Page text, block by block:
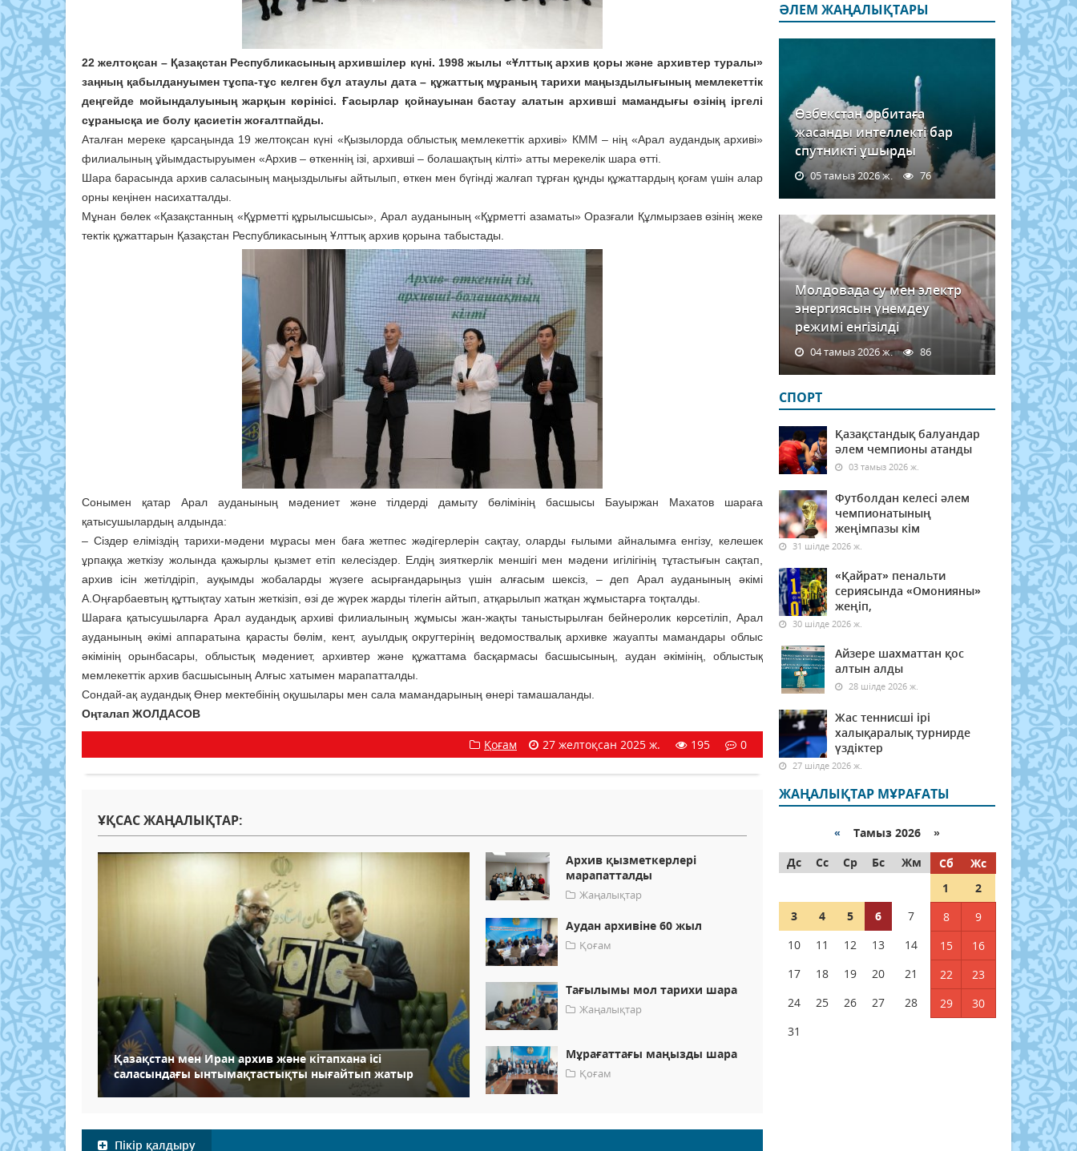
22 желтоқсан – Қазақстан Республикасының архившілер күні. 1998 жылы «Ұлттық архив қоры және архивтер туралы»
заңның қабылдануымен тұспа-тұс келген бұл атаулы дата – құжаттық мұраның тарихи маңыздылығының мемлекеттік
деңгейде мойындалуының жарқын көрінісі. Ғасырлар қойнауынан бастау алатын архивші мамандығы өзінің іргелі
сұранысқа ие болу қасиетін жоғалтпайды.
Аталған мереке қарсаңында 19 желтоқсан күні «Қызылорда облыстық мемлекеттік архиві» КММ – нің «Арал аудандық архиві»
филиалының ұйымдастыруымен «Архив – өткеннің ізі, архивші – болашақтың кілті» атты мерекелік шара өтті.
Шара барасында архив саласының маңыздылығы айтылып, өткен мен бүгінді жалғап тұрған құнды құжаттардың қоғам үшін алар
орны кеңінен насихатталды.
Мұнан бөлек «Қазақстанның «Құрметті құрылысшысы», Арал ауданының «Құрметті азаматы» Оразғали Құлмырзаев өзінің жеке
тектік құжаттарын Қазақстан Республикасының Ұлттық архив қорына табыстады.
Сонымен қатар Арал ауданының мәдениет және тілдерді дамыту бөлімінің басшысы Бауыржан Махатов шараға
қатысушылардың алдында:
– Сіздер еліміздің тарихи-мәдени мұрасы мен баға жетпес жәдігерлерін сақтау, оларды ғылыми айналымға енгізу, келешек
ұрпаққа жеткізу жолында қажырлы қызмет етіп келесіздер. Елдің зияткерлік меншігі мен мәдени игілігінің тұтастығын сақтап,
архив ісін жетілдіріп, ауқымды жобаларды жүзеге асырғандарыңыз үшін алғасым шексіз, – деп Арал ауданының әкімі
А.Оңғарбаевтың құттықтау хатын жеткізіп, өзі де жүрек жарды тілегін айтып, атқарылып жатқан жұмыстарға тоқталды.
Шараға қатысушыларға Арал аудандық архиві филиалының жұмысы жан-жақты таныстырылған бейнеролик көрсетіліп, Арал
ауданының әкімі аппаратына қарасты бөлім, кент, ауылдық округтерінің ведомоствалық архивке жауапты мамандары облыс
әкімінің орынбасары, облыстық мәдениет, архивтер және құжаттама басқармасы басшысының, аудан әкімінің, облыстық
мемлекеттік архив басшысының Алғыс хатымен марапатталды.
Сондай-ақ аудандық Өнер мектебінің оқушылары мен сала мамандарының өнері тамашаланды.
Оңталап ЖОЛДАСОВ
Қоғам 27 желтоқсан 2025 ж. 195 0
ҰҚСАС ЖАҢАЛЫҚТАР:
Қазақстан мен Иран архив және кітапхана ісі
саласындағы ынтымақтастықты нығайтып жатыр
Архив қызметкерлері
марапатталды
Жаңалықтар
Аудан архивіне 60 жыл
Қоғам
Тағылымы мол тарихи шара
Жаңалықтар
Мұрағаттағы маңызды шара
Қоғам
Пікір қалдыру
ӘЛЕМ ЖАҢАЛЫҚТАРЫ
Өзбекстан орбитаға
жасанды интеллекті бар
спутникті ұшырды
05 тамыз 2026 ж. 76
Молдовада су мен электр
энергиясын үнемдеу
режимі енгізілді
04 тамыз 2026 ж. 86
СПОРТ
Қазақстандық балуандар
әлем чемпионы атанды
03 тамыз 2026 ж.
Футболдан келесі әлем
чемпионатының
жеңімпазы кім
31 шілде 2026 ж.
«Қайрат» пенальти
сериясында «Омонияны»
жеңіп,
30 шілде 2026 ж.
Айзере шахматтан қос
алтын алды
28 шілде 2026 ж.
Жас теннисші ірі
халықаралық турнирде
үздіктер
27 шілде 2026 ж.
ЖАҢАЛЫҚТАР МҰРАҒАТЫ
« Тамыз 2026 »
Дс
Сс Ср Бс Жм Сб
Жс
1
2
3
4 5 6 7 8
9
10
11 12 13 14 15
16
17
18 19 20 21 22
23
24
25 26 27 28 29
30
31